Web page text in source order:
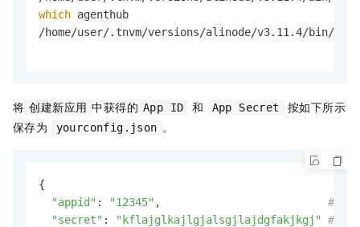
which agenthub
/home/user/.tnvm/versions/alinode/v3.11.4/bin/
将 创建新应用 中获得的 App ID 和 App Secret
按如下所示
保存为
yourconfig.json 。
{
"appid" : "12345" , # 前
"secret" : "kflajglkajlgjalsgjlajdgfakjkgj"
# 前